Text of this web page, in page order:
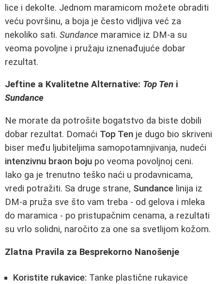
lice i dekolte. Jednom maramicom možete obraditi
veću površinu, a boja je često vidljiva već za
nekoliko sati. Sundance maramice iz DM-a su
veoma povoljne i pružaju iznenađujuće dobar
rezultat.
Jeftine a Kvalitetne Alternative: Top Ten i
Sundance
Ne morate da potrošite bogatstvo da biste dobili
dobar rezultat. Domaći Top Ten je dugo bio skriveni
biser među ljubiteljima samopotamnjivanja, nudeći
intenzivnu braon boju po veoma povoljnoj ceni.
Iako ga je trenutno teško naći u prodavnicama,
vredi potražiti. Sa druge strane, Sundance linija iz
DM-a pruža sve što vam treba - od gelova i mleka
do maramica - po pristupačnim cenama, a rezultati
su vrlo solidni, naročito za one sa svetlijom kožom.
Zlatna Pravila za Besprekorno Nanošenje
Koristite rukavice: Tanke plastične rukavice